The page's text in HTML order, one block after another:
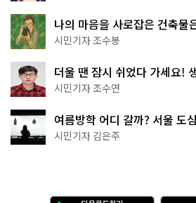
나의 마음을 사로잡은 건축물
상작 공개!
시민기자 조수봉
더울 땐 잠시 쉬었다 가세요!
·무더위쉼터까지
시민기자 조수연
여름방학 어디 갈까? 서울 도
추천
시민기자 김은주